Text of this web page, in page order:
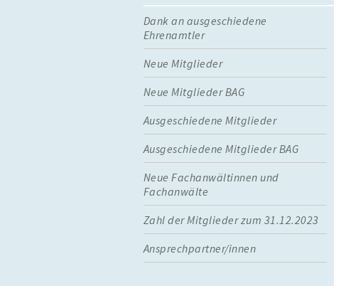
Dank an ausgeschiedene
Ehrenamtler
Neue Mitglieder
Neue Mitglieder BAG
Ausgeschiedene Mitglieder
Ausgeschiedene Mitglieder BAG
Neue Fachanwältinnen und
Fachanwälte
Zahl der Mitglieder zum 31.12.2023
Ansprechpartner/innen